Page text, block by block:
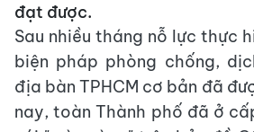
đạt được.
Sau nhiều tháng nỗ lực thực
biện pháp phòng chống,
địa bàn TPHCM cơ bản đã
nay, toàn Thành phố đã ở